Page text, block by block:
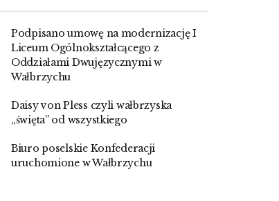
Podpisano umowę na modernizację I
Liceum Ogólnokształcącego z
Oddziałami Dwujęzycznymi w
Wałbrzychu
Daisy von Pless czyli wałbrzyska
„święta” od wszystkiego
Biuro poselskie Konfederacji
uruchomione w Wałbrzychu